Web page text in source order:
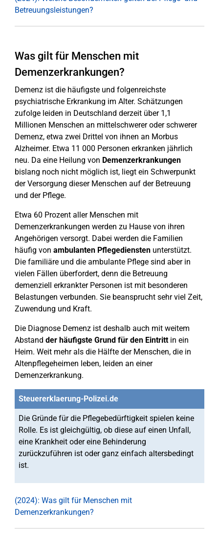
Betreuungsleistungen?
Was gilt für Menschen mit
Demenzerkrankungen?
Demenz ist die häufigste und folgenreichste
psychiatrische Erkrankung im Alter. Schätzungen
zufolge leiden in Deutschland derzeit über 1,1
Millionen Menschen an mittelschwerer oder schwerer
Demenz, etwa zwei Drittel von ihnen an Morbus
Alzheimer. Etwa 11 000 Personen erkranken jährlich
neu. Da eine Heilung von Demenzerkrankungen
bislang noch nicht möglich ist, liegt ein Schwerpunkt
der Versorgung dieser Menschen auf der Betreuung
und der Pflege.
Etwa 60 Prozent aller Menschen mit
Demenzerkrankungen werden zu Hause von ihren
Angehörigen versorgt. Dabei werden die Familien
häufig von ambulanten Pflegediensten unterstützt.
Die familiäre und die ambulante Pflege sind aber in
vielen Fällen überfordert, denn die Betreuung
demenziell erkrankter Personen ist mit besonderen
Belastungen verbunden. Sie beansprucht sehr viel Zeit,
Zuwendung und Kraft.
Die Diagnose Demenz ist deshalb auch mit weitem
Abstand der häufigste Grund für den Eintrittin ein
Heim. Weit mehr als die Hälfte der Menschen, die in
Altenpflegeheimen leben, leiden an einer
Demenzerkrankung.
Steuererklaerung-Polizei.de
Die Gründe für die Pflegebedürftigkeit spielen keine
Rolle. Es ist gleichgültig, ob diese auf einen Unfall,
eine Krankheit oder eine Behinderung
zurückzuführen ist oder ganz einfach altersbedingt
ist.
(2024): Was gilt für Menschen mit
Demenzerkrankungen?